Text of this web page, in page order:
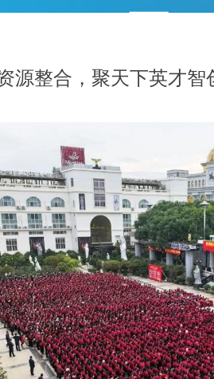
源整合，聚天下英才